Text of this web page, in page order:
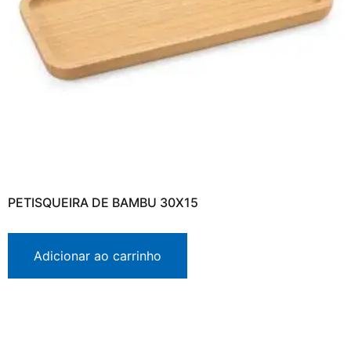
PETISQUEIRA DE BAMBU 30X15
Adicionar ao carrinho